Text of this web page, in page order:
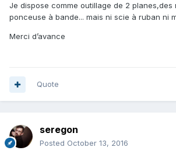
Je dispose comme outillage de 2 planes,des
ponceuse à bande... mais ni scie à ruban ni
Merci d’avance
Quote
seregon
Posted October 13, 2016